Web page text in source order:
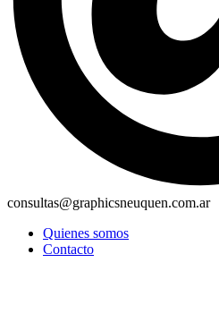
consultas@graphicsneuquen.com.ar
Quienes somos
Contacto